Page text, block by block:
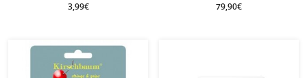
3,99€ 79,90€